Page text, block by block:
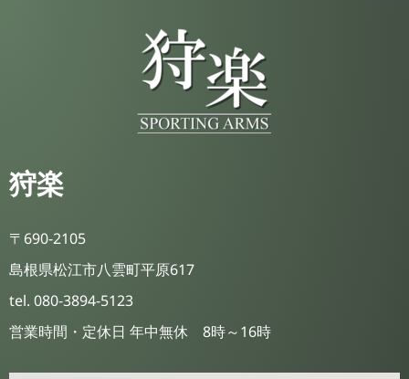
狩楽
〒690-2105
島根県松江市八雲町平原617
tel. 080-3894-5123
営業時間・定休日 年中無休 8時～16時